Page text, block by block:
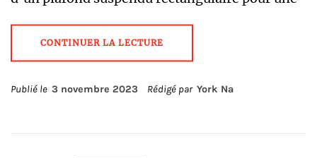
CONTINUER LA LECTURE
Publié le 3 novembre 2023 Rédigé par York Na